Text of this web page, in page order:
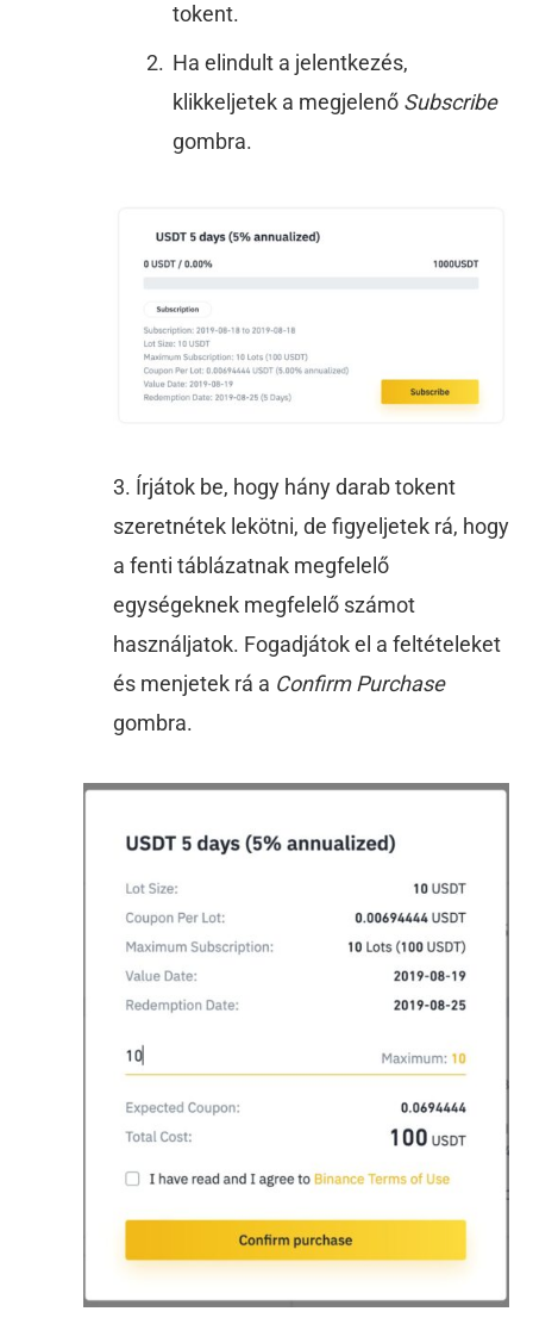
tokent.
Ha elindult a jelentkezés,
klikkeljetek a megjelenő Subscribe
gombra.
3. Írjátok be, hogy hány darab tokent
szeretnétek lekötni, de figyeljetek rá, hogy
a fenti táblázatnak megfelelő
egységeknek megfelelő számot
használjatok. Fogadjátok el a feltételeket
és menjetek rá a Confirm Purchase
gombra.